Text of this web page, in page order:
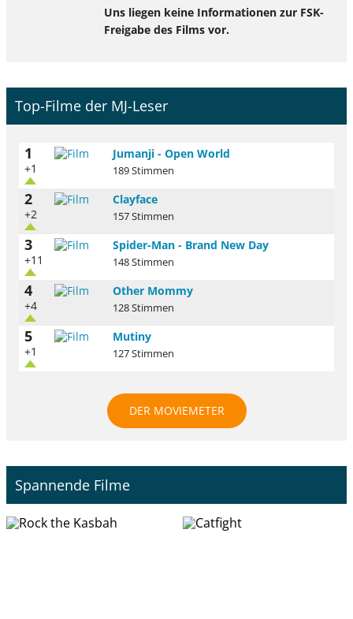
Uns liegen keine Informationen zur FSK-
Freigabe des Films vor.
Top-Filme der MJ-Leser
1
+1
Jumanji - Open World
189 Stimmen
2
+2
Clayface
157 Stimmen
3
+11
Spider-Man - Brand New Day
148 Stimmen
4
+4
Other Mommy
128 Stimmen
5
+1
Mutiny
127 Stimmen
DER MOVIEMETER
Spannende Filme